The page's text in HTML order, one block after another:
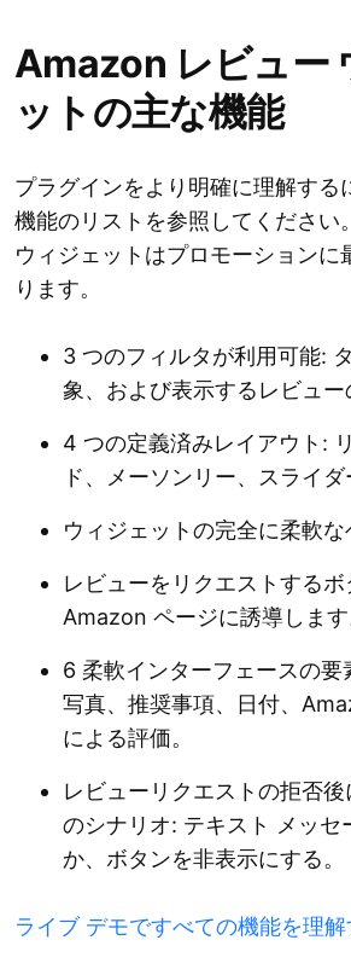
Amazon レビュー
ットの主な機能
プラグインをより明確に理解する
機能のリストを参照してください
ウィジェットはプロモーションに
ります。
3 つのフィルタが利用可能:
象、および表示するレビュー
4 つの定義済みレイアウト:
ド、メーソンリー、スライダ
ウィジェットの完全に柔軟な
レビューをリクエストする
Amazon ページに誘導します
6 柔軟インターフェースの要
写真、推奨事項、日付、
による評価。
レビューリクエストの拒否
のシナリオ: テキスト メッセ
か、ボタンを非表示にする。
ライブ デモですべての機能を理解